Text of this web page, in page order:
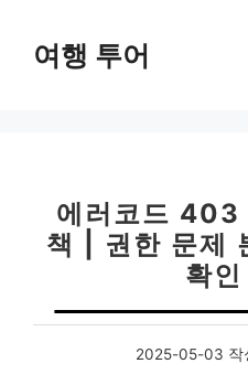
여행 투어
에러코드 403
책 | 권한 문제
확인
2025-05-03 작